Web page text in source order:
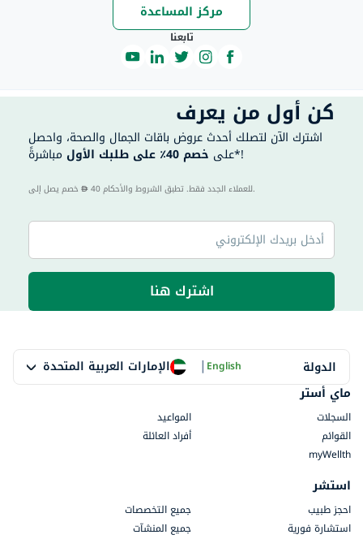
مركز المساعدة
تابعنا
كن أول من يعرف
اشترك الآن لتصلك أحدث عروض باقات الجمال والصحة، واحصل
على خصم 40٪ على طلبك الأول مباشرةً*!
40 للعملاء الجدد فقط. تطبق الشروط والأحكام.
اشترك هنا
الدولة الإمارات العربية المتحدة |English
ماي أستر
السجلات
المواعيد
القوائم
أفراد العائلة
myWellth
استشر
احجز طبيب
جميع التخصصات
استشارة فورية
جميع المنشآت